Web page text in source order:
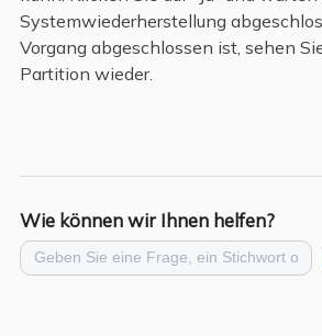
Systemwiederherstellung
Vorgang abgeschlossen ist, sehen
Partition wieder.
Wie können wir Ihnen helfen?